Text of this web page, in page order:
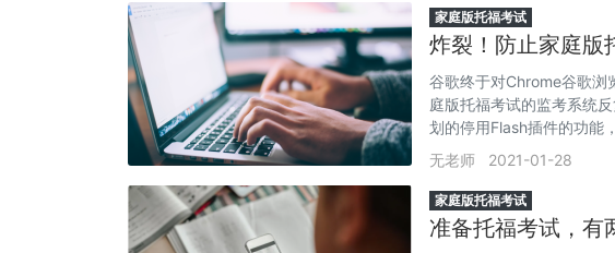
家庭版托福考试
炸裂！防止家庭版
器，安装旧版！
谷歌终于对Chrome谷歌浏
庭版托福考试的监考系统
划的停用Flash插件的功能
试浏览器Chrome和火狐
一部分浏览器，在昨晚已经
无老师 2021-01-28
家庭版托福考试
准备托福考试，有